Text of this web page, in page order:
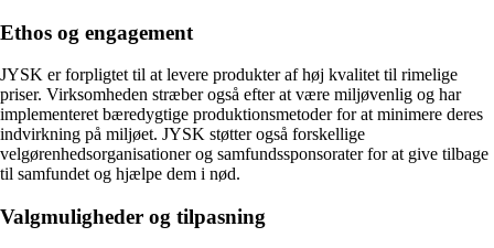
Ethos og engagement
JYSK er forpligtet til at levere produkter af høj kvalitet til rimelige
priser. Virksomheden stræber også efter at være miljøvenlig og har
implementeret bæredygtige produktionsmetoder for at minimere deres
indvirkning på miljøet. JYSK støtter også forskellige
velgørenhedsorganisationer og samfundssponsorater for at give tilbage
til samfundet og hjælpe dem i nød.
Valgmuligheder og tilpasning